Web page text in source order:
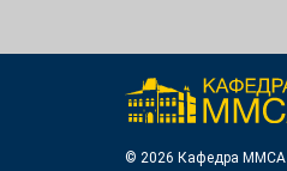
© 2026 Кафедра ММСА